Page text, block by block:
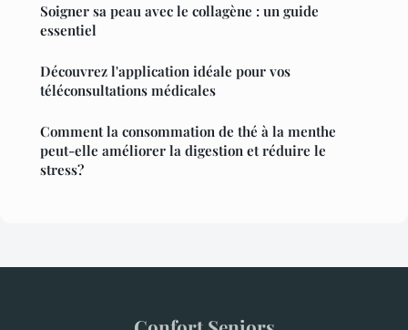
Soigner sa peau avec le collagène : un guide
essentiel
Découvrez l'application idéale pour vos
téléconsultations médicales
Comment la consommation de thé à la menthe
peut-elle améliorer la digestion et réduire le
stress?